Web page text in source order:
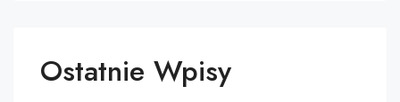
Ostatnie Wpisy